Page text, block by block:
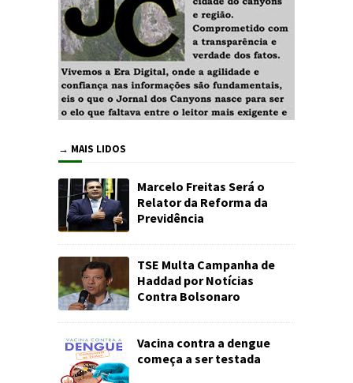
→ MAIS LIDOS
Marcelo Freitas Será o
Relator da Reforma da
Previdência
TSE Multa Campanha de
Haddad por Notícias
Contra Bolsonaro
Vacina contra a dengue
começa a ser testada